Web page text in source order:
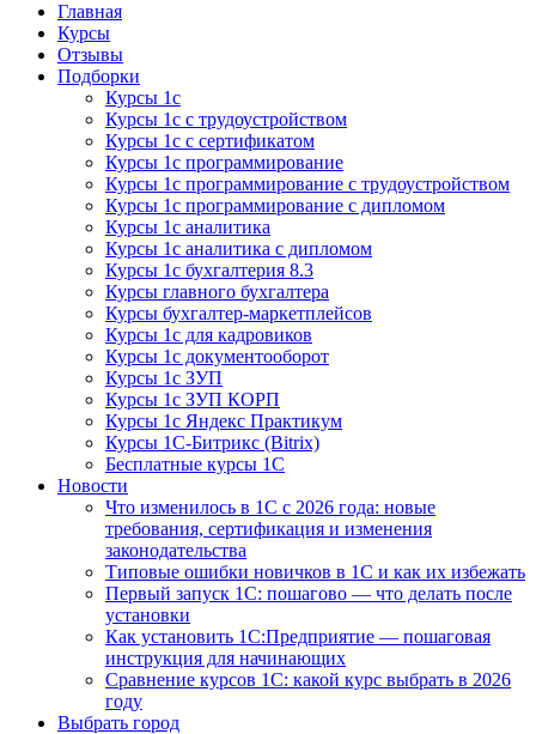
Курсы 1С
Курсы 1С официальная сертификация
Главная
Курсы
Отзывы
Подборки
Курсы 1с
Курсы 1с с трудоустройством
Курсы 1с с сертификатом
Курсы 1с программирование
Курсы 1с программирование с трудоустройством
Курсы 1с программирование с дипломом
Курсы 1с аналитика
Курсы 1с аналитика с дипломом
Курсы 1с бухгалтерия 8.3
Курсы главного бухгалтера
Курсы бухгалтер-маркетплейсов
Курсы 1с для кадровиков
Курсы 1с документооборот
Курсы 1с ЗУП
Курсы 1с ЗУП КОРП
Курсы 1с Яндекс Практикум
Курсы 1С-Битрикс (Bitrix)
Бесплатные курсы 1С
Новости
Что изменилось в 1С с 2026 года: новые
требования, сертификация и изменения
законодательства
Типовые ошибки новичков в 1С и как их избежать
Первый запуск 1С: пошагово — что делать после
установки
Как установить 1С:Предприятие — пошаговая
инструкция для начинающих
Сравнение курсов 1С: какой курс выбрать в 2026
году
Выбрать город